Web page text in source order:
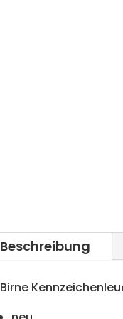
Beschreibung
Birne